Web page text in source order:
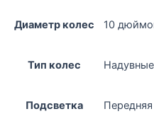
Диаметр колес 10
Тип колес Надувные
Подсветка